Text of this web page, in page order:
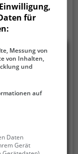
für
Messung von
von Inhalten,
und
auf
Daten
Gerät